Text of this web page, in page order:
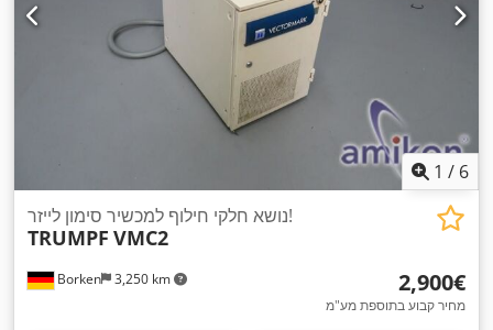
1 / 6
Borken 3,250 km
נושא חלקי חילוף למכשיר סימון לייזר!
TRUMPF VMC2
‏2,900 ‏€
מחיר קבוע בתוספת מע"מ